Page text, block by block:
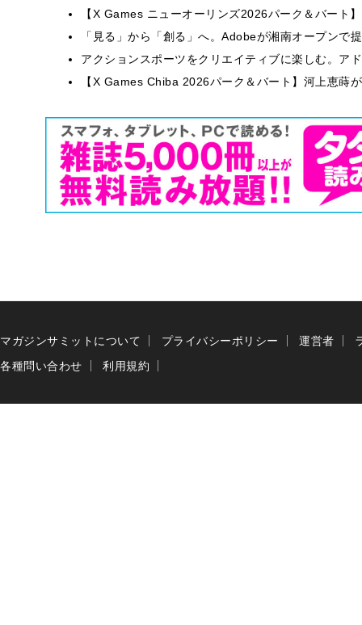
【X Games ニューオーリンズ2026パーク＆バート
「見る」から「創る」へ。Adobeが湘南オープンで
アクションスポーツをクリエイティブに楽しむ。ア
【X Games Chiba 2026パーク＆バート】河上恵蒔
マガジンサミットについて プライバシーポリシー 運営者
各種問い合わせ
利用規約